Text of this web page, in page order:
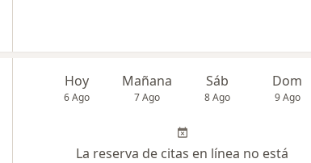
Hoy
6 Ago
Mañana
7 Ago
Sáb
8 Ago
Dom
9 Ago
La reserva de citas en línea no está